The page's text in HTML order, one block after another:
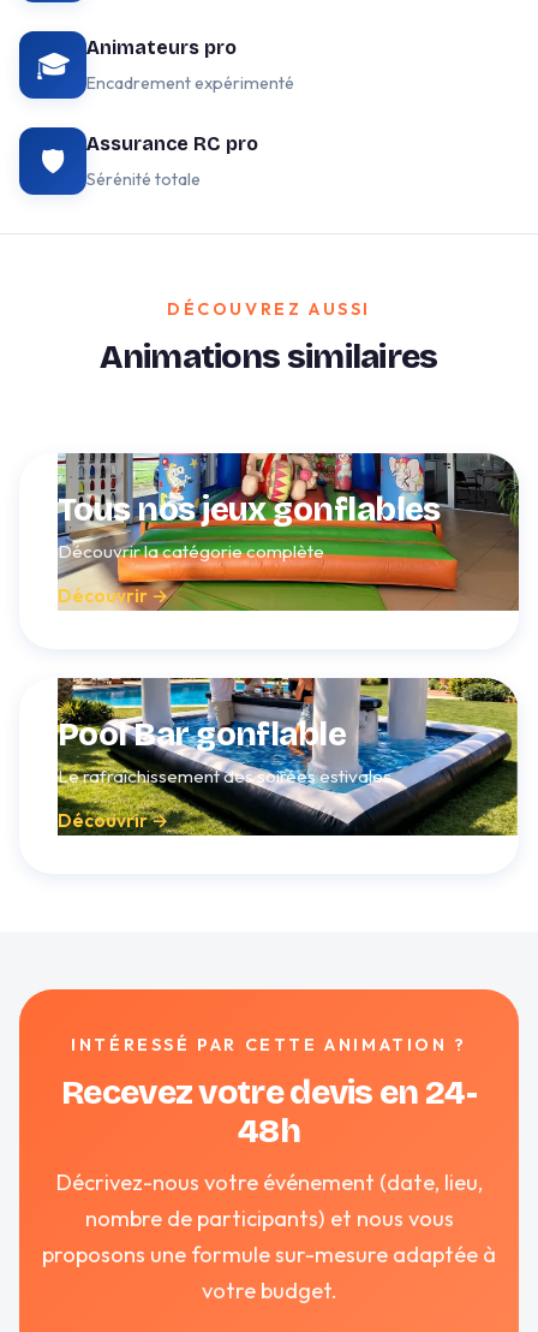
🎓 Animateurs pro
Encadrement expérimenté
🛡️ Assurance RC pro
Sérénité totale
DÉCOUVREZ AUSSI
Animations similaires
Tous nos jeux gonflables
Découvrir la catégorie complète
Découvrir →
Pool Bar gonflable
Le rafraîchissement des soirées estivales
Découvrir →
INTÉRESSÉ PAR CETTE ANIMATION ?
Recevez votre devis en 24-
48h
Décrivez-nous votre événement (date, lieu,
nombre de participants) et nous vous
proposons une formule sur-mesure adaptée à
votre budget.